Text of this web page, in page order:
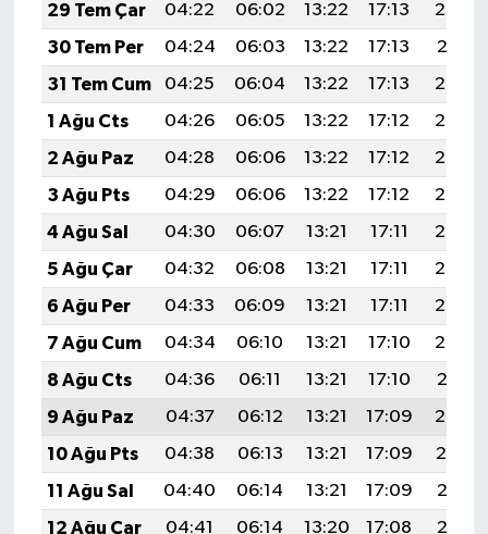
29 Tem Çar
04:22 06:02 13:22 17:13
20:32
30 Tem Per
04:24 06:03 13:22 17:13
20:31
31 Tem Cum
04:25 06:04 13:22 17:13
20:30
1 Ağu Cts
04:26 06:05 13:22 17:12
20:29
2 Ağu Paz
04:28 06:06 13:22 17:12
20:28
3 Ağu Pts
04:29 06:06 13:22 17:12
20:27
4 Ağu Sal
04:30 06:07 13:21 17:11
20:26
5 Ağu Çar
04:32 06:08 13:21 17:11
20:25
6 Ağu Per
04:33 06:09 13:21 17:11
20:24
7 Ağu Cum
04:34 06:10 13:21 17:10
20:22
8 Ağu Cts
04:36 06:11 13:21 17:10
20:21
9 Ağu Paz
04:37 06:12 13:21 17:09
20:20
10 Ağu Pts
04:38 06:13 13:21 17:09
20:19
11 Ağu Sal
04:40 06:14 13:21 17:09
20:18
12 Ağu Çar
04:41 06:14 13:20 17:08
20:17